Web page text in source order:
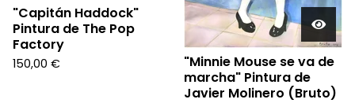
"Capitán Haddock"
Pintura de The Pop
Factory
150,00 €
"Minnie Mouse se va de
marcha" Pintura de
Javier Molinero (Bruto)